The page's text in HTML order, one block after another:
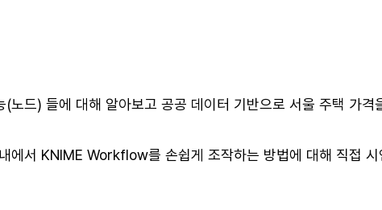
노드) 들에 대해 알아보고 공공 데이터 기반으로 서울 주택 가
서 KNIME Workflow를 손쉽게 조작하는 방법에 대해 직접 시